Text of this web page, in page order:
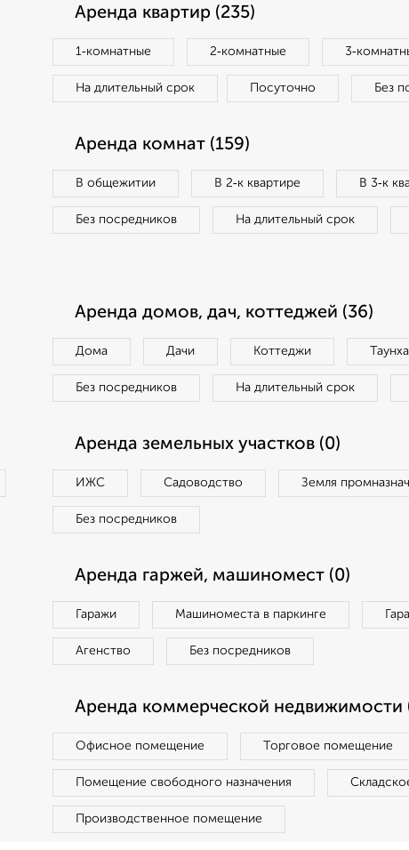
Аренда квартир (235)
1‑комнатные 2‑комнатные
На длительный срок Посуточно Без
Аренда комнат (159)
В общежитии В 2‑к квартире В 3‑к
Без посредников На длительный срок
Аренда домов, дач, коттеджей (36)
Дома Дачи Коттеджи
Без посредников На длительный срок
Аренда земельных участков (0)
ИЖС Садоводство Земля
Без посредников
Аренда гаржей, машиномест (0)
Гаражи Машиноместа в паркинге
Агенство Без посредников
Аренда коммерческой недвижимости
Офисное помещение Торговое помещение
Помещение свободного назначения
Производственное помещение